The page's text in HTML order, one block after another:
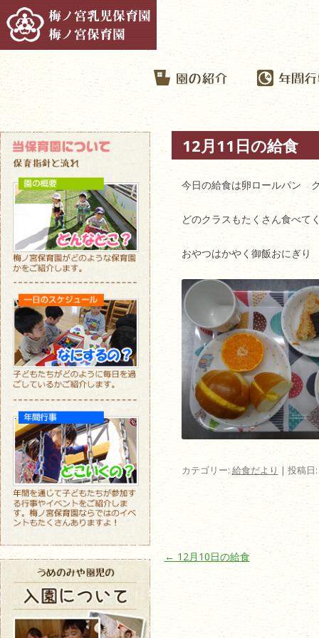
12月11日の給食
今日の給食は卵ロールパン
どのクラスもたくさん食べて
おやつはかやく御飯おにぎ
カテゴリー: 給食だより | 投稿日:
投稿ナビゲーション
← 12月10日の給食